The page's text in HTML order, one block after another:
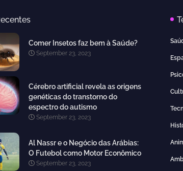
Comer Insetos faz bem à Saúde?
September 23, 2023
Cérebro artificial revela as origens
genéticas do transtorno do
espectro do autismo
September 23, 2023
Al Nassr e o Negócio das Arábias:
O Futebol como Motor Econômico
September 23, 2023